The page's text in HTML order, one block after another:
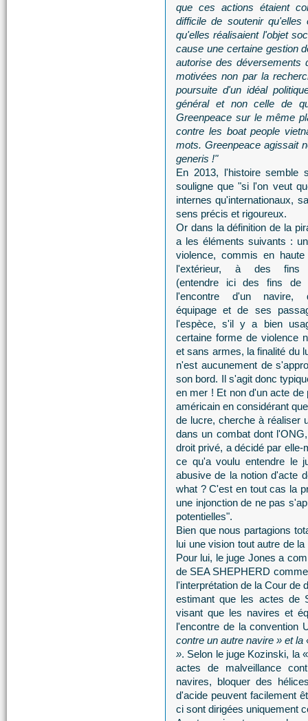
que ces actions étaient
difficile de soutenir
qu'elles réalisaient l'objet
cause une certaine gestion
autorise des déversements
motivées non par la
poursuite d'un idéal
général et non celle de
Greenpeace sur le même
contre les boat people
mots. Greenpeace agissait
generis !"
En 2013, l'histoire semble
souligne que "si l'on veut
internes qu'internationaux,
sens précis et rigoureux.
Or dans la définition de la
a les éléments suivants :
violence, commis en
l'extérieur, à des fins
(entendre ici des fins de
l'encontre d'un navire,
équipage et de ses
l'espèce, s'il y a bien
certaine forme de violence
et sans armes, la finalité du
n'est aucunement de
son bord. Il s'agit donc
en mer ! Et non d'un acte de
américain en considérant
de lucre, cherche à réaliser
dans un combat dont
droit privé, a décidé par
ce qu'a voulu entendre le
abusive de la notion d'acte
what ? C'est en tout cas la
une injonction de ne pas
potentielles".
Bien que nous partagions
lui une vision tout autre de
Pour lui, le juge Jones a
de SEA SHEPHERD
l'interprétation de la Cour de
estimant que les actes de
visant que les navires et
l'encontre de la convention
contre un autre navire » et
». Selon le juge Kozinski, la
actes de malveillance
navires, bloquer des
d'acide peuvent facilement
ci sont dirigées uniquement